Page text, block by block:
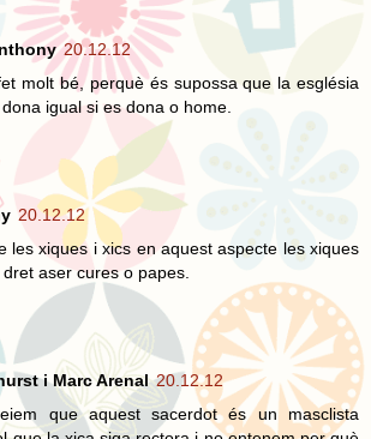
20.12.12
molt bé, perquè és supossa que la església
igual si es dona o home.
20.12.12
les xiques i xics en aquest aspecte les xiques
aser cures o papes.
i Marc Arenal 20.12.12
que aquest sacerdot és un masclista